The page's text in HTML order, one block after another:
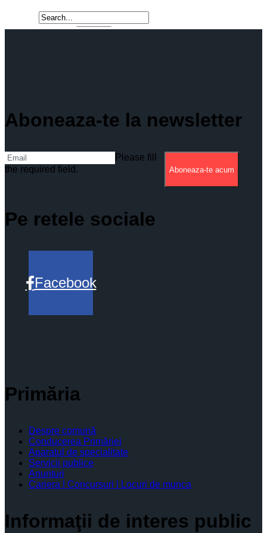
Aboneaza-te la newsletter
Please fill
the required field.
Aboneaza-te acum
Pe retele sociale
Facebook
Primăria
Despre comună
Conducerea Primăriei
Aparatul de specialitate
Servicii publice
Anunturi
Cariera | Concursuri | Locuri de munca
Informaţii de interes public